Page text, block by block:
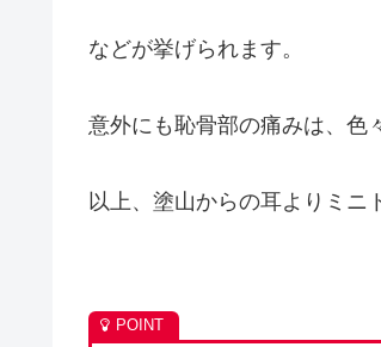
などが挙げられます。
意外にも恥骨部の痛みは、色
以上、塗山からの耳よりミニ